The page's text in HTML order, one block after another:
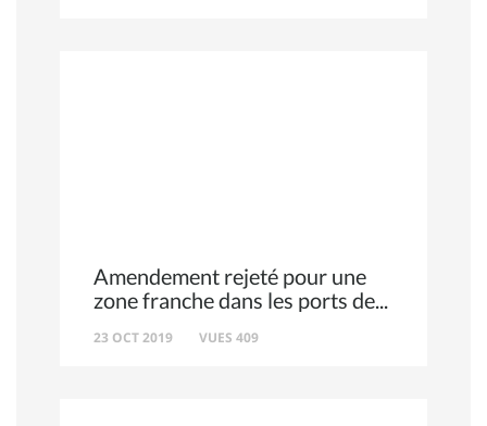
Amendement rejeté pour une
zone franche dans les ports de
23 OCT 2019 VUES 409